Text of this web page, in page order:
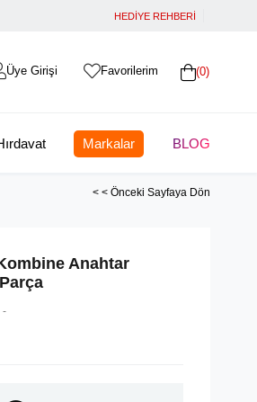
HEDİYE REHBERİ
0
Favorilerim
Üye Girişi
Markalar BLOG
< < Önceki Sayfaya Dön
Anahtar